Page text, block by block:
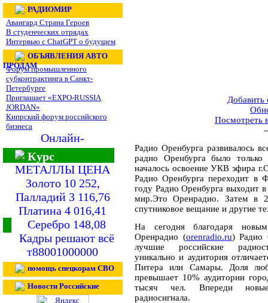
РАДИОМИР
Авангард Страна Героев
В студенческих отрядах
Интервью с ChatGPT о будущем
ОБЪЯВЛЕНИЯ АВТО
ПРОДАМ
Форум промышленного
субконтрактинга в Санкт-
Петербурге
Приглашает «EXPO-RUSSIA
JORDAN»
Кипрский форум российского
бизнеса
Онлайн-
Курс
МЕТАЛЛЫ ЦЕНА
Золото 10 252,
Палладий 3 116,76
Платина 4 016,41
Серебро 148,08
Кадры решают всё
т88001000000
помощь спецкорам СВО
Новости Российские
Посмотреть
Радио Оренбурга развивалось
радио Оренбурга было
началось освоение УКВ эфира
Радио Оренбурга переходит
году Радио Оренбурга выходит в
мир.Это Оренрадио. Затем в
спутниковое вещание и другие
На сегодня благодаря
Оренрадио (orenradio.ru) Радио
лучшие российские
уникально и аудитория
Питера или Самары. Доля
превышает 10% аудитории
тысяч чел. Впереди новые
радиосигнала.